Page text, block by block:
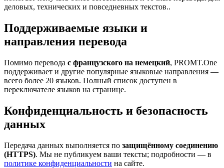
деловых, технических и повседневных текстов..
Поддерживаемые языки и
направления перевода
Помимо перевода с французского на немецкий, PROMT.One
поддерживает и другие популярные языковые направления —
всего более 20 языков. Полный список доступен в
переключателе языков на странице.
Конфиденциальность и безопасность
данных
Передача данных выполняется по защищённому соединению
(HTTPS). Мы не публикуем ваши тексты; подробности — в
политике конфиденциальности на сайте.